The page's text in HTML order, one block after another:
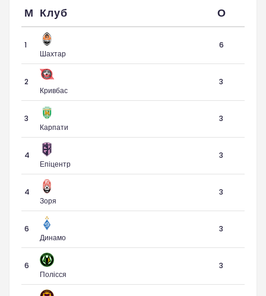
М Клуб О
1
Шахтар
6
2
Кривбас
3
3
Карпати
3
4
Епіцентр
3
4
Зоря
3
6
Динамо
3
6
Полісся
3